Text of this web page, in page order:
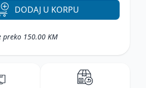
DODAJ U KORPU
preko 150.00 KM